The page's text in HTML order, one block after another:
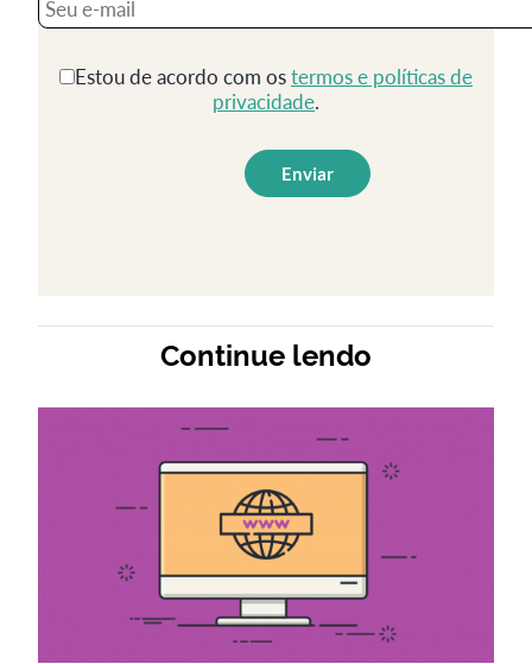
Estou de acordo com ostermos e políticas de
privacidade.
Continue lendo